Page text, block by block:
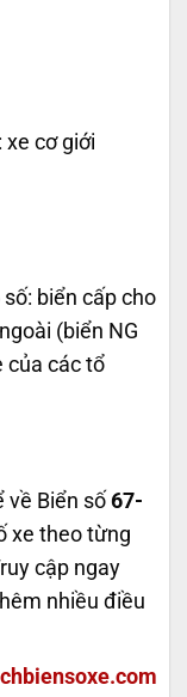
xe cơ giới
biển cấp cho
(biển NG
của các tổ
về Biển số 67-
xe theo từng
cập ngay
nhiều điều